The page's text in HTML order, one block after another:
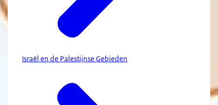
Israël en de Palestijnse Gebieden